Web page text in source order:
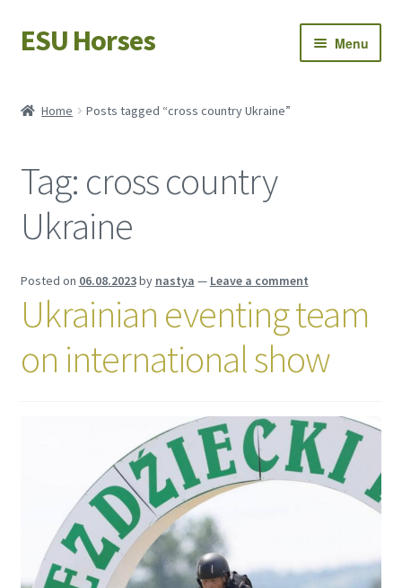
Skip
to
Skip
to
ESU Horses Menu
Save Horses
My account
Home Posts tagged “cross country Ukraine”
Tag: cross country
Ukraine
Posted on 06.08.2023by nastya — Leave a comment
Ukrainian eventing team
on international show